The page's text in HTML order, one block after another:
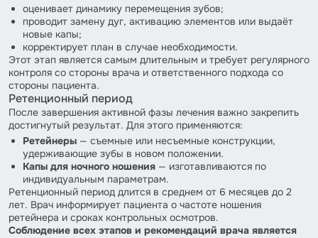
оценивает динамику перемещения зубов;
проводит замену дуг, активацию элементов или выдаёт
новые капы;
корректирует план в случае необходимости.
Этот этап является самым длительным и требует регулярного
контроля со стороны врача и ответственного подхода со
стороны пациента.
Ретенционный период
После завершения активной фазы лечения важно закрепить
достигнутый результат. Для этого применяются:
Ретейнеры — съемные или несъемные конструкции,
удерживающие зубы в новом положении.
Капы для ночного ношения — изготавливаются по
индивидуальным параметрам.
Ретенционный период длится в среднем от 6 месяцев до 2
лет. Врач информирует пациента о частоте ношения
ретейнера и сроках контрольных осмотров.
Соблюдение всех этапов и рекомендаций врача является